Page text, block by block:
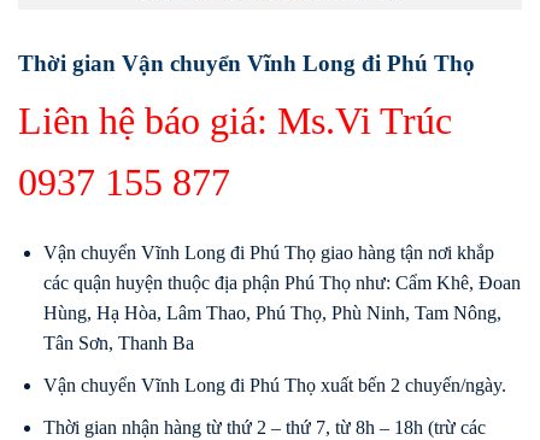
Thời gian Vận chuyển Vĩnh Long đi Phú Thọ
Liên hệ báo giá: Ms.Vi Trúc
0937 155 877
Vận chuyển Vĩnh Long đi Phú Thọ giao hàng tận nơi khắp
các quận huyện thuộc địa phận Phú Thọ như: Cẩm Khê, Đoan
Hùng, Hạ Hòa, Lâm Thao, Phú Thọ, Phù Ninh, Tam Nông,
Tân Sơn, Thanh Ba
Vận chuyển Vĩnh Long đi Phú Thọ xuất bến 2 chuyến/ngày.
Thời gian nhận hàng từ thứ 2 – thứ 7, từ 8h – 18h (trừ các